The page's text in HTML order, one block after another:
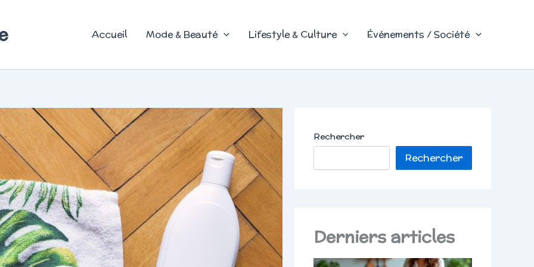
Accueil Mode & Beauté Lifestyle & Culture Événements / Société
Rechercher
Rechercher
Derniers articles